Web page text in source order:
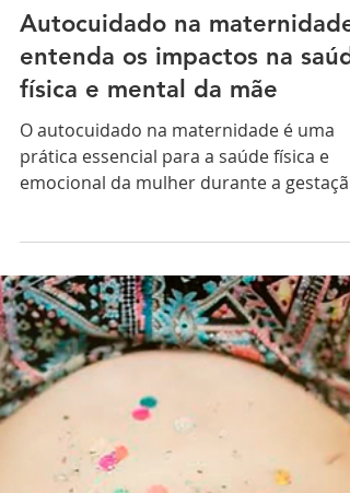
26 de mai. 4 min de leitura
entenda os impactos na
física e mental da mãe
prática essencial para a saúde física e
emocional da mulher durante a gestação
e o pós-parto. Especialistas alertam que
negligenciar o próprio bem-estar pode
aumentar riscos de ansiedade, exaustão
emocional e depressão pós-parto,
condição que afeta milhares de
todos os anos. Em meio às mudanças
hormonais, adaptação à nova rotina e às
demandas intensas com o bebê, muitas